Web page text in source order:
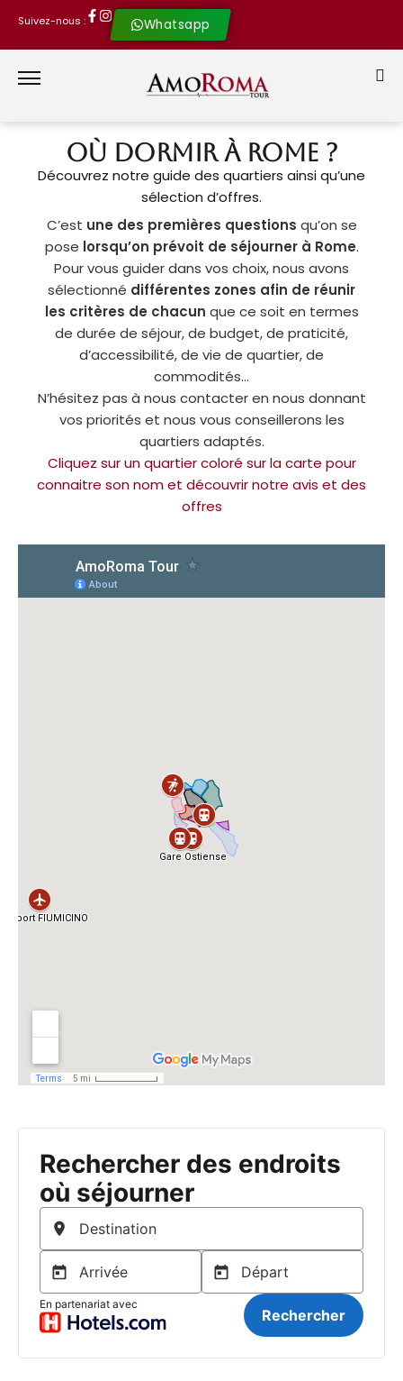
Suivez-nous : Whatsapp
Où dormir à Rome ?
Découvrez notre guide des quartiers ainsi qu’une
sélection d’offres.
C’est une des premières questions qu’on se
pose lorsqu’on prévoit de séjourner à Rome.
Pour vous guider dans vos choix, nous avons
sélectionné différentes zones afin de réunir
les critères de chacun que ce soit en termes
de durée de séjour, de budget, de praticité,
d’accessibilité, de vie de quartier, de
commodités…
N’hésitez pas à nous contacter en nous donnant
vos priorités et nous vous conseillerons les
quartiers adaptés.
Cliquez sur un quartier coloré sur la carte pour
connaitre son nom et découvrir notre avis et des
offres